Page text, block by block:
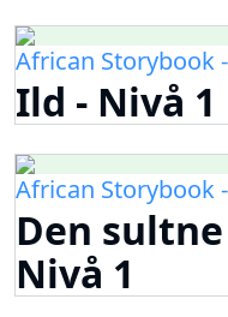
African Storybook
Ild - Nivå 1
African Storybook
Den
Nivå 1